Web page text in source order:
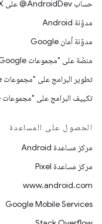
حساب ‎@AndroidDev على X
مدوّنة Android
مدوّنة أمان Google
منصّة على "مجموعات Google"
تطوير البرامج على "مجموعات Google"
تكييف البرامج على "مجموعات Google"
الحصول على المساعدة
مركز مساعدة Android
مركز مساعدة Pixel
www.android.com
Google Mobile Services